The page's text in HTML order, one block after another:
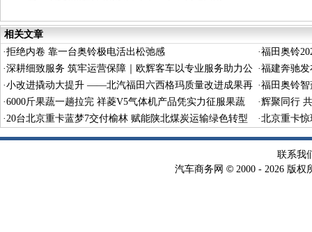
相关文章
·拒绝内卷 靠一台奥铃极电活出松弛感 ·福田奥铃
义驱动长效
·深耕细致服务 筑牢运营保障｜欧辉客车以专业服务助力公
交平稳运行
·福建奔驰发
·小改进撬动大提升 ——北汽福田六西格玛质量改进成果再
获国家级殊荣
·福田奥铃
·6000斤果蔬一趟拉完 祥菱V5气体机产品凭实力征服果蔬
生意人
·辉聚同行
启航
· 20台北京重卡蓝梦7交付榆林 赋能陕北煤炭运输绿色转型 ·北京重卡
联系我
汽车商务网 © 2000 - 2026 版权